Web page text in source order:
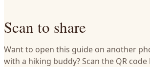
Scan to share
Want to open this guide on another
with a hiking buddy? Scan the QR code